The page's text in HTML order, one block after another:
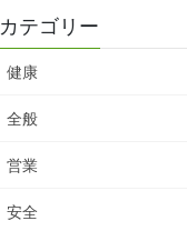
カテゴリー
健康
全般
営業
安全